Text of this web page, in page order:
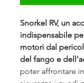
Snorkel RV, un
indispensabile
motori dal
del fango e
poter affrontare